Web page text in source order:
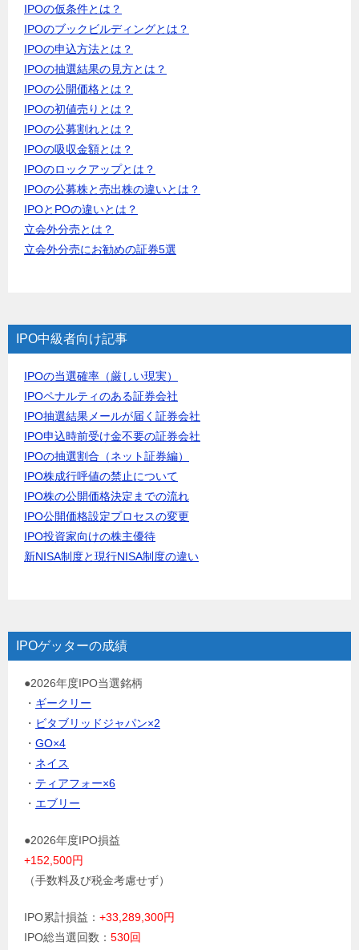
IPOの仮条件とは？
IPOのブックビルディングとは？
IPOの申込方法とは？
IPOの抽選結果の見方とは？
IPOの公開価格とは？
IPOの初値売りとは？
IPOの公募割れとは？
IPOの吸収金額とは？
IPOのロックアップとは？
IPOの公募株と売出株の違いとは？
IPOとPOの違いとは？
立会外分売とは？
立会外分売にお勧めの証券5選
IPO中級者向け記事
IPOの当選確率（厳しい現実）
IPOペナルティのある証券会社
IPO抽選結果メールが届く証券会社
IPO申込時前受け金不要の証券会社
IPOの抽選割合（ネット証券編）
IPO株成行呼値の禁止について
IPO株の公開価格決定までの流れ
IPO公開価格設定プロセスの変更
IPO投資家向けの株主優待
新NISA制度と現行NISA制度の違い
IPOゲッターの成績
●2026年度IPO当選銘柄
・ ギークリー
・ ビタブリッドジャパン×2
・ GO×4
・ ネイス
・ ティアフォー×6
・ エブリー
●2026年度IPO損益
+152,500円
（手数料及び税金考慮せず）
IPO累計損益： +33,289,300円
IPO総当選回数： 530回